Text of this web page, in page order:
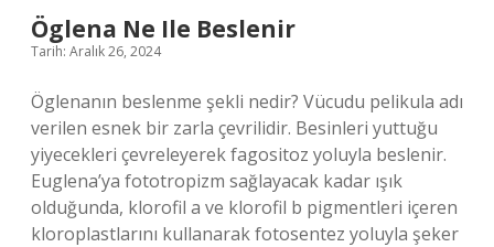
Öglena Ne Ile Beslenir
Tarih: Aralık 26, 2024
Öglenanın beslenme şekli nedir? Vücudu pelikula adı
verilen esnek bir zarla çevrilidir. Besinleri yuttuğu
yiyecekleri çevreleyerek fagositoz yoluyla beslenir.
Euglena’ya fototropizm sağlayacak kadar ışık
olduğunda, klorofil a ve klorofil b pigmentleri içeren
kloroplastlarını kullanarak fotosentez yoluyla şeker